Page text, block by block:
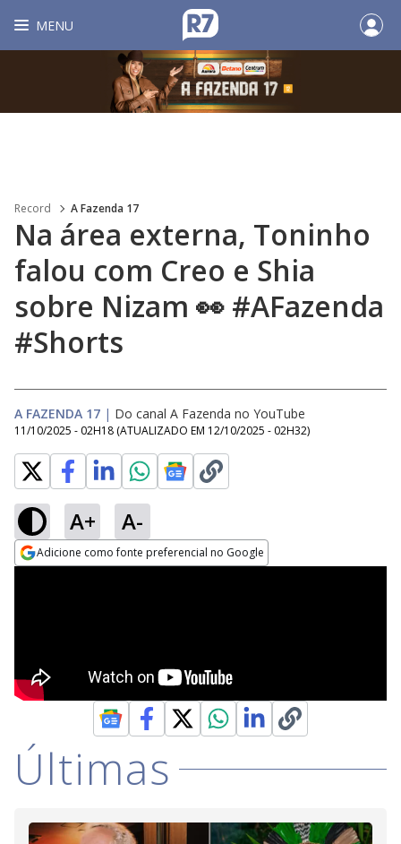
MENU
Record A Fazenda 17
Na área externa, Toninho
falou com Creo e Shia
sobre Nizam 👀 #AFazenda
#Shorts
A FAZENDA 17 | Do canal A Fazenda no YouTube
11/10/2025 - 02H18 (ATUALIZADO EM 12/10/2025 - 02H32)
A+ A-
Adicione como fonte preferencial no Google
Últimas